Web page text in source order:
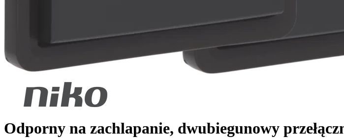
Odporny na zachlapanie, dwubiegunowy